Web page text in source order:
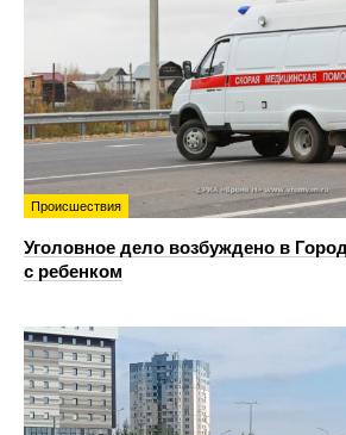
Происшествия
Уголовное дело возбуждено в
с ребенком